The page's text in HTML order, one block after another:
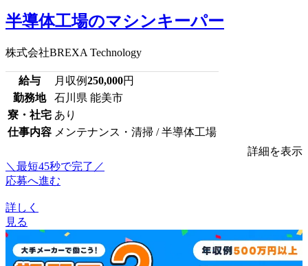
半導体工場のマシンキーパー
株式会社BREXA Technology
給与 月収例250,000円
勤務地
石川県 能美市
寮・社宅 あり
仕事内容 メンテナンス・清掃 / 半導体工場
詳細を表示
＼最短45秒で完了／
応募へ進む
詳しく
見る